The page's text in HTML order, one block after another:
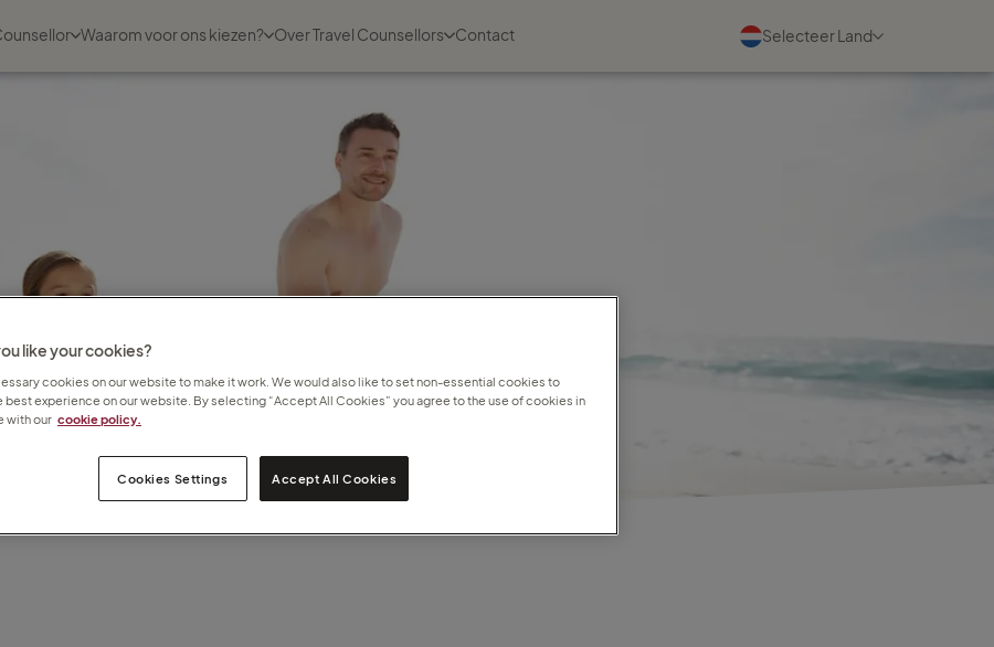
Waarom voor ons kiezen? Over Travel Counsellors Contact Selecteer Land
22 september 2026
like your cookies?
cookies on our website to make it work. We would also like to set non-essential cookies to
best experience on our website. By selecting “Accept All Cookies” you agree to the use of cookies in
with our cookie policy.
Cookies Settings Accept All Cookies